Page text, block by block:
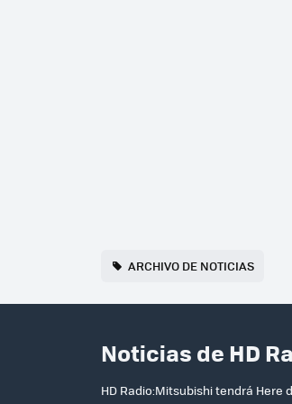
ARCHIVO DE NOTICIAS
Noticias de HD
HD Radio:Mitsubishi tendrá Here